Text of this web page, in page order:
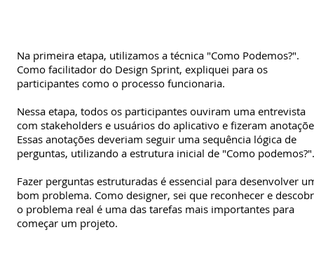
Na primeira etapa, utilizamos a técnica "Como Podemos?".
Como facilitador do Design Sprint, expliquei para os
participantes como o processo funcionaria.
Nessa etapa, todos os participantes ouviram uma entrevista
com stakeholders e usuários do aplicativo e fizeram
Essas anotações deveriam seguir uma sequência lógica de
perguntas, utilizando a estrutura inicial de "Como podemos?".
Fazer perguntas estruturadas é essencial para desenvolver
bom problema. Como designer, sei que reconhecer e
o problema real é uma das tarefas mais importantes para
começar um projeto.